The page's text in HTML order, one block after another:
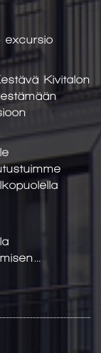
excursio
Kivitalon